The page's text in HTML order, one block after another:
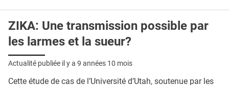
ZIKA: Une transmission possible par
les larmes et la sueur?
Actualité publiée il y a 9 années 10 mois
Cette étude de cas de l’Université d’Utah, soutenue par les